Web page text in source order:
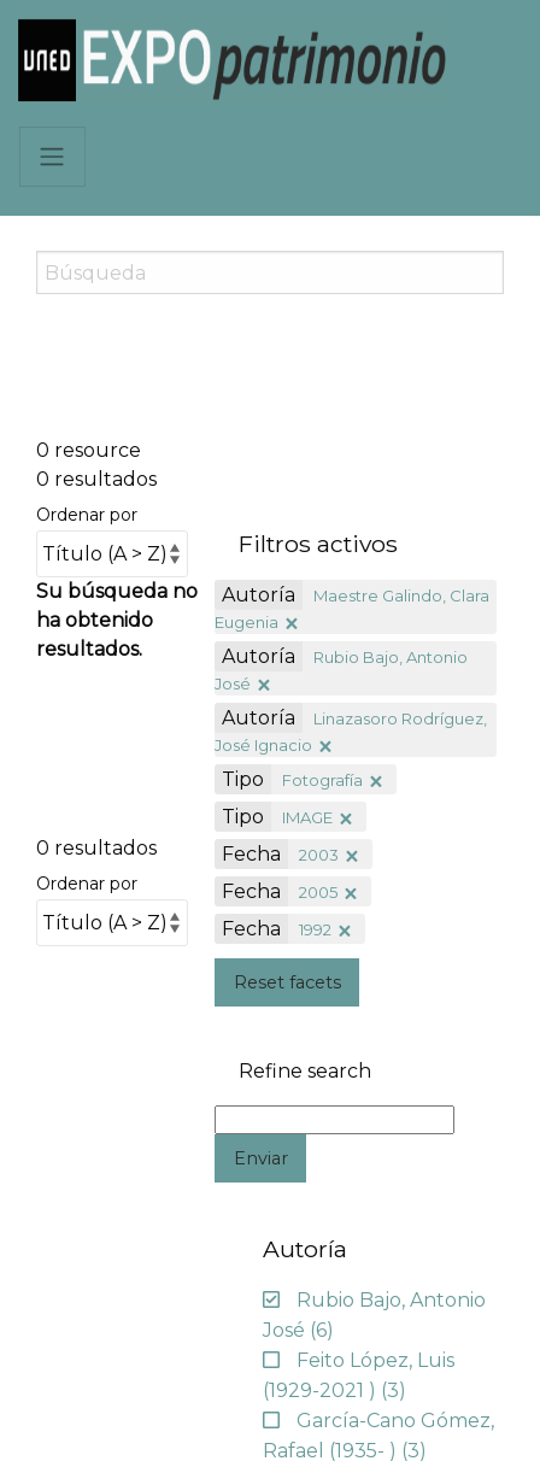
0 resource
0 resultados
Ordenar por
Su búsqueda no
ha obtenido
resultados.
0 resultados
Ordenar por
Filtros activos
Autoría
Maestre Galindo, Clara
Eugenia
Autoría
Rubio Bajo, Antonio
José
Autoría
Linazasoro Rodríguez,
José Ignacio
Tipo Fotografía
Tipo IMAGE
Fecha 2003
Fecha 2005
Fecha 1992
Reset facets
Refine search
Enviar
Autoría
Rubio Bajo, Antonio
José (6)
Feito López, Luis
(1929-2021 ) (3)
García-Cano Gómez,
Rafael (1935- ) (3)